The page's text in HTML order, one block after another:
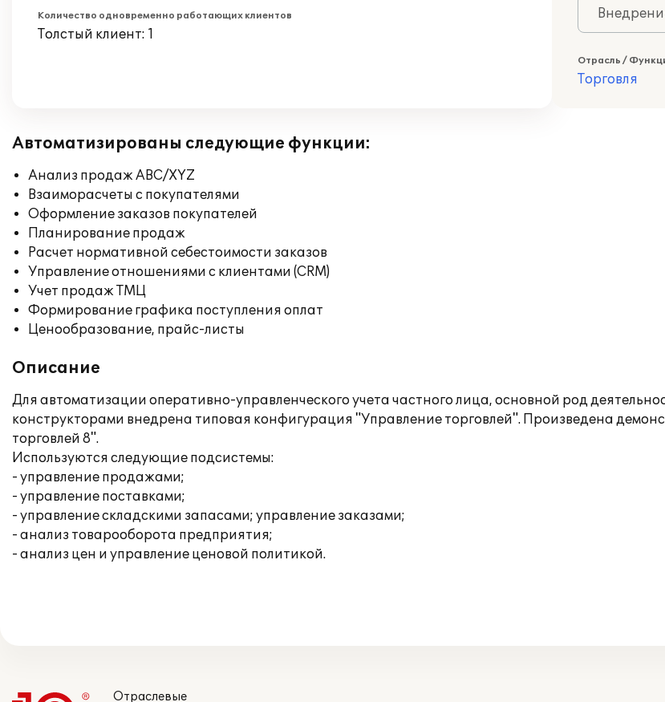
Количество одновременно работающих клиентов
Толстый клиент: 1
Отрасль /
Торговля
Автоматизированы следующие функции:
Анализ продаж ABC/XYZ
Взаиморасчеты с покупателями
Оформление заказов покупателей
Планирование продаж
Расчет нормативной себестоимости заказов
Управление отношениями с клиентами (CRM)
Учет продаж ТМЦ
Формирование графика поступления оплат
Ценообразование, прайс-листы
Описание
Для автоматизации оперативно-управленческого учета частного лица, основной род
конструкторами внедрена типовая конфигурация "Управление торговлей". Произведена
торговлей 8".
Используются следующие подсистемы:
- управление продажами;
- управление поставками;
- управление складскими запасами; управление заказами;
- анализ товарооборота предприятия;
- анализ цен и управление ценовой политикой.
Отраслевые